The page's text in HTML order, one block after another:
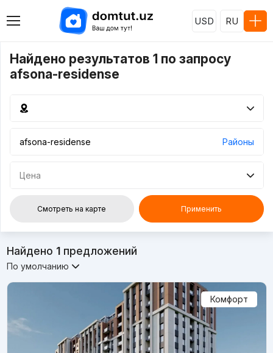
USD RU
Найдено результатов 1 по запросу
afsona-residense
Районы
Цена
Смотреть на карте Применить
Найдено 1предложений
По умолчанию
Комфорт